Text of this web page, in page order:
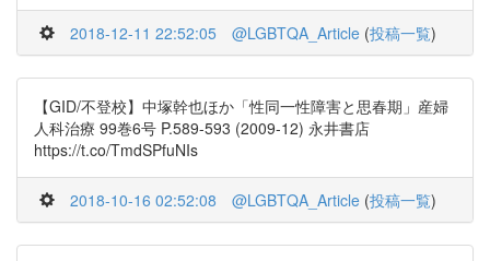
2018-12-11 22:52:05 @LGBTQA_Article (投稿一覧)
【GID/不登校】中塚幹也ほか「性同一性障害と思春期」産婦
人科治療 99巻6号 P.589-593 (2009-12) 永井書店
https://t.co/TmdSPfuNIs
2018-10-16 02:52:08 @LGBTQA_Article (投稿一覧)